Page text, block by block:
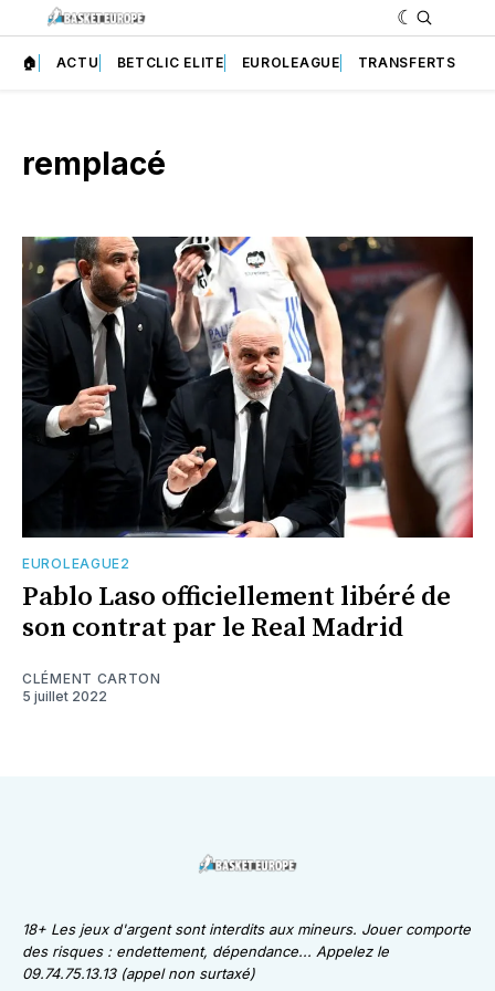
🏠 ACTU BETCLIC ELITE EUROLEAGUE TRANSFERTS
remplacé
EUROLEAGUE2
Pablo Laso officiellement libéré de
son contrat par le Real Madrid
CLÉMENT CARTON
5 juillet 2022
18+ Les jeux d'argent sont interdits aux mineurs. Jouer comporte
des risques : endettement, dépendance... Appelez le
09.74.75.13.13 (appel non surtaxé)